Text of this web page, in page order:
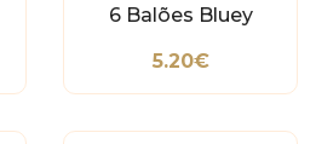
6 Balões Bluey
5.20€